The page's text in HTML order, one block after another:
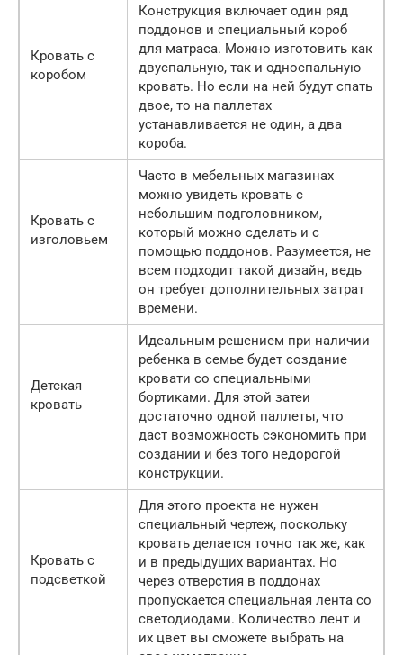
Кровать с
коробом
Конструкция включает один ряд
поддонов и специальный короб
для матраса. Можно изготовить как
двуспальную, так и односпальную
кровать. Но если на ней будут спать
двое, то на паллетах
устанавливается не один, а два
короба.
Кровать с
изголовьем
Часто в мебельных магазинах
можно увидеть кровать с
небольшим подголовником,
который можно сделать и с
помощью поддонов. Разумеется, не
всем подходит такой дизайн, ведь
он требует дополнительных затрат
времени.
Детская
кровать
Идеальным решением при наличии
ребенка в семье будет создание
кровати со специальными
бортиками. Для этой затеи
достаточно одной паллеты, что
даст возможность сэкономить при
создании и без того недорогой
конструкции.
Кровать с
подсветкой
Для этого проекта не нужен
специальный чертеж, поскольку
кровать делается точно так же, как
и в предыдущих вариантах. Но
через отверстия в поддонах
пропускается специальная лента со
светодиодами. Количество лент и
их цвет вы сможете выбрать на